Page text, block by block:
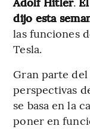
dijo esta
las funciones
Tesla.
Gran parte
perspectivas
se basa en la
poner en